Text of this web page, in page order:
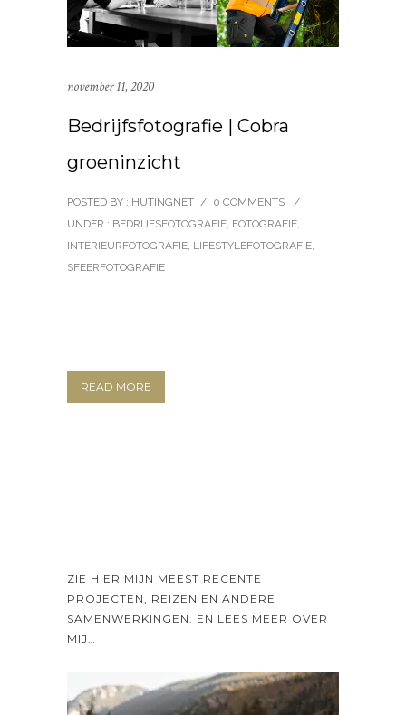
november 11, 2020
Bedrijfsfotografie | Cobra
groeninzicht
POSTED BY : HUTINGNET / 0 COMMENTS
/
UNDER : BEDRIJFSFOTOGRAFIE, FOTOGRAFIE,
INTERIEURFOTOGRAFIE, LIFESTYLEFOTOGRAFIE,
SFEERFOTOGRAFIE
READ MORE
ZIE HIER MIJN MEEST RECENTE
PROJECTEN, REIZEN EN ANDERE
SAMENWERKINGEN. EN LEES MEER OVER
MIJ…